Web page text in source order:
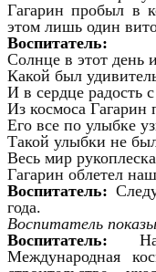
Гагарин пробыл в
этом лишь один
Воспитатель:
Солнце в этот день
Какой был
И в сердце радость
Из космоса Гагарин
Его все по улыбке
Такой улыбки не
Весь мир
Гагарин облетел
Воспитатель:
года.
Воспитатель
Воспитатель:
Международная